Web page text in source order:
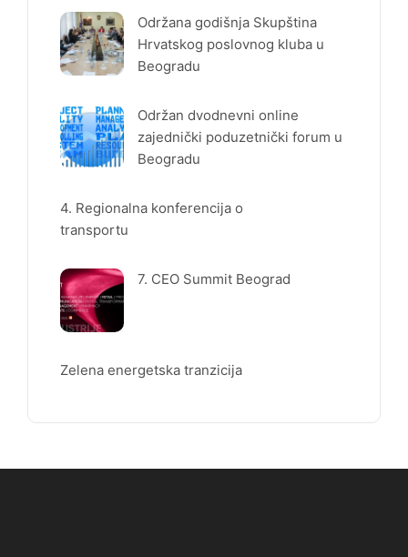
Održana godišnja Skupština
Hrvatskog poslovnog kluba u
Beogradu
Održan dvodnevni online
zajednički poduzetnički forum u
Beogradu
4. Regionalna konferencija o
transportu
7. CEO Summit Beograd
Zelena energetska tranzicija